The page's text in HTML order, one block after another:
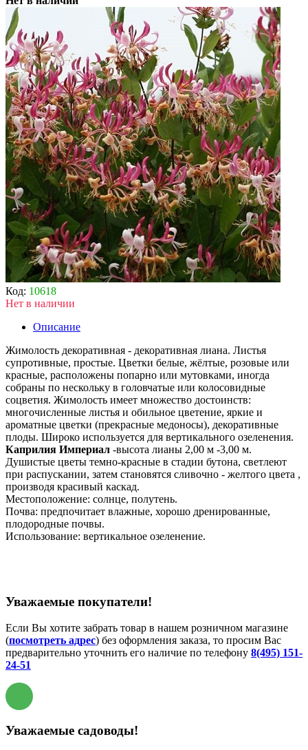
Код: 10618
Нет в наличии
Описание
Жимолость декоративная - декоративная лиана. Листья
супротивные, простые. Цветки белые, жёлтые, розовые или
красные, расположены попарно или мутовками, иногда
собраны по нескольку в головчатые или колосовидные
соцветия. Жимолость имеет множество достоинств:
многочисленные листья и обильное цветение, яркие и
ароматные цветки (прекрасные медоносы), декоративные
плоды. Широко используется для вертикального озеленения.
Каприлия Империал -высота лианы 2,00 м -3,00 м.
Душистые цветы темно-красные в стадии бутона, светлеют
при распускании, затем становятся сливочно - желтого цвета ,
производя красивый каскад.
Местоположение: солнце, полутень.
Почва: предпочитает влажные, хорошо дренированные,
плодородные почвы.
Использование: вертикальное озеленение.
Уважаемые покупатели!
Если Вы хотите забрать товар в нашем розничном магазине
(посмотреть адрес) без оформления заказа, то просим Вас
предварительно уточнить его наличие по телефону 8(495) 151-
24-51
Уважаемые садоводы!